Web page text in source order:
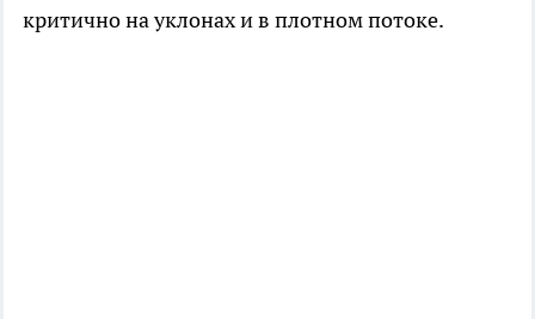
критично на уклонах и в плотном потоке.